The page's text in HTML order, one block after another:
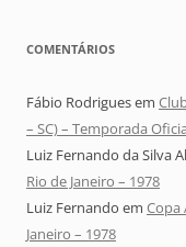
COMENTÁRIOS
Fábio Rodriguesem
– SC) – Temporada
Luiz Fernando da Silva
Rio de Janeiro – 1978
Luiz Fernando em Copa
Janeiro – 1978